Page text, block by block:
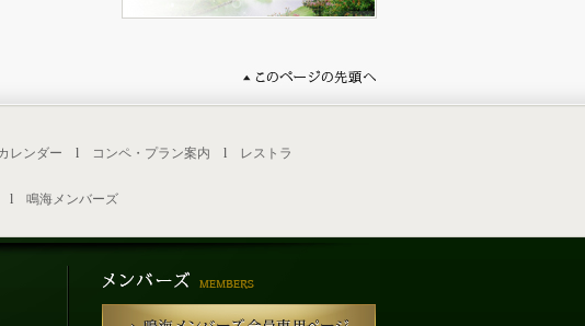
レンダー l コンペ・プラン案内 l
レストラ
l 鳴海メンバーズ